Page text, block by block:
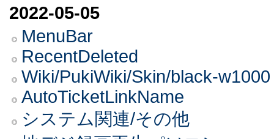
2022-05-05
MenuBar
RecentDeleted
Wiki/PukiWiki/Skin/black-w1000
AutoTicketLinkName
システム関連/その他